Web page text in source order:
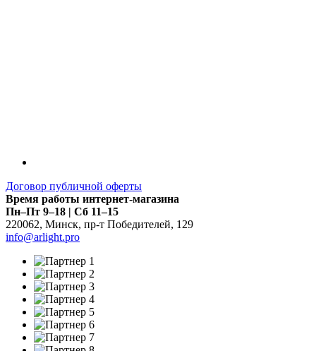
Договор публичной оферты
Время работы интернет-магазина
Пн–Пт 9–18 | Сб 11–15
220062, Минск, пр-т Победителей, 129
info@arlight.pro